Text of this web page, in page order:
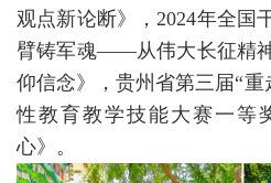
观点新论断》，2024年全国
臂铸军魂——从伟大长征精
仰信念》，贵州省第三届“
性教育教学技能大赛一等
心》。